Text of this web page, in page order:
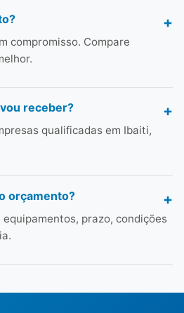
compromisso. Compare
receber?
qualificadas em Ibaiti,
orçamento?
prazo, condições